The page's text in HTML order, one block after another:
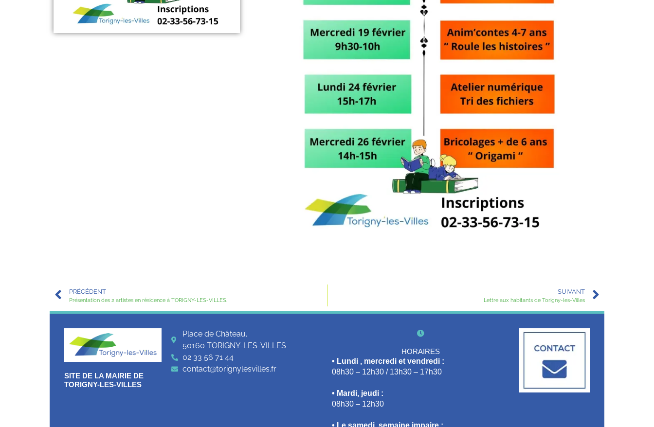
PRÉCÉDENT
Présentation des 2 artistes en résidence à TORIGNY-LES-VILLES.
SUIVANT
Lettre aux habitants de Torigny-les-Villes
SITE DE LA MAIRIE DE
TORIGNY-LES-VILLES
Place de Château,
50160 TORIGNY-LES-VILLES
02 33 56 71 44
contact@torignylesvilles.fr
HORAIRES
• Lundi , mercredi et vendredi :
08h30 – 12h30 / 13h30 – 17h30
• Mardi, jeudi :
08h30 – 12h30